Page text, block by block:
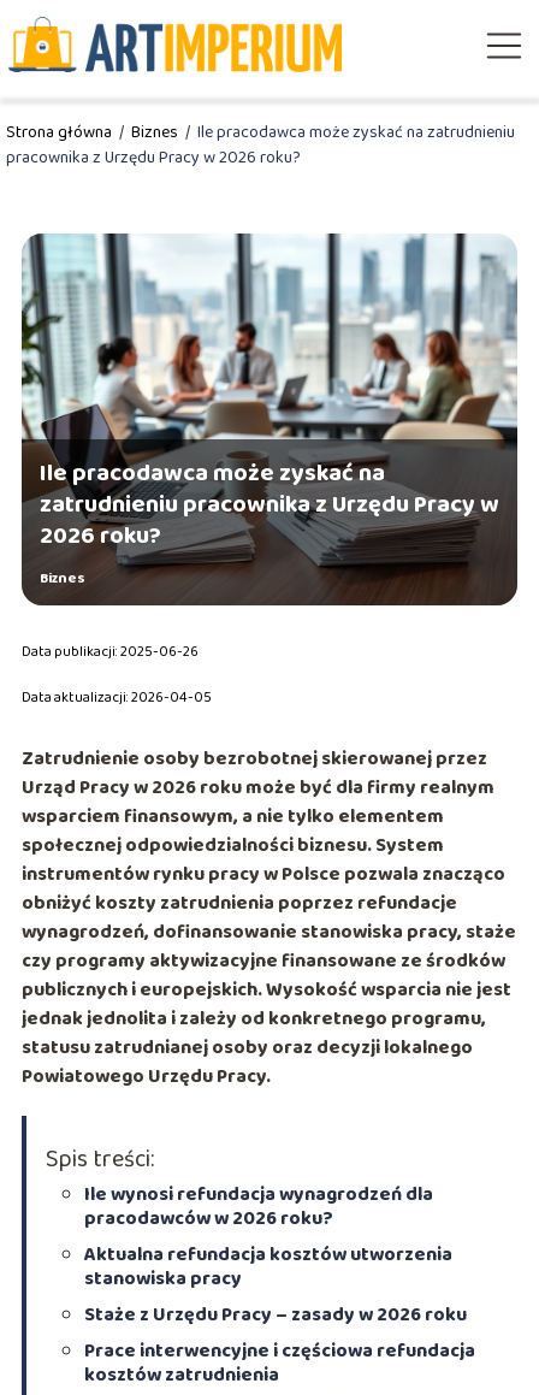
Strona główna / Biznes / Ile pracodawca może zyskać na zatrudnieniu
pracownika z Urzędu Pracy w 2026 roku?
Ile pracodawca może zyskać na
zatrudnieniu pracownika z Urzędu Pracy w
2026 roku?
Biznes
Data publikacji: 2025-06-26
Data aktualizacji: 2026-04-05
Zatrudnienie osoby bezrobotnej skierowanej przez
Urząd Pracy w 2026 roku może być dla firmy realnym
wsparciem finansowym, a nie tylko elementem
społecznej odpowiedzialności biznesu. System
instrumentów rynku pracy w Polsce pozwala znacząco
obniżyć koszty zatrudnienia poprzez refundacje
wynagrodzeń, dofinansowanie stanowiska pracy, staże
czy programy aktywizacyjne finansowane ze środków
publicznych i europejskich. Wysokość wsparcia nie jest
jednak jednolita i zależy od konkretnego programu,
statusu zatrudnianej osoby oraz decyzji lokalnego
Powiatowego Urzędu Pracy.
Spis treści:
Ile wynosi refundacja wynagrodzeń dla
pracodawców w 2026 roku?
Aktualna refundacja kosztów utworzenia
stanowiska pracy
Staże z Urzędu Pracy – zasady w 2026 roku
Prace interwencyjne i częściowa refundacja
kosztów zatrudnienia